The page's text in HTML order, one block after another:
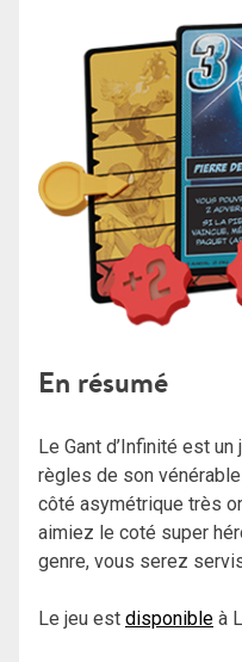
En résumé
Le Gant d’Infinité est
règles de son
côté asymétrique très
aimiez le coté super
genre, vous serez
Le jeu est disponible à